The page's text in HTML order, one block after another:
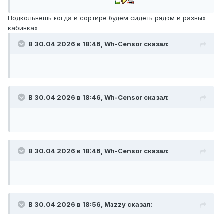
Подкольнёшь когда в сортире будем сидеть рядом в разных
кабинках
В 30.04.2026 в 18:46, Wh-Censor сказал:
В 30.04.2026 в 18:46, Wh-Censor сказал:
В 30.04.2026 в 18:46, Wh-Censor сказал:
В 30.04.2026 в 18:56, Mazzy сказал: